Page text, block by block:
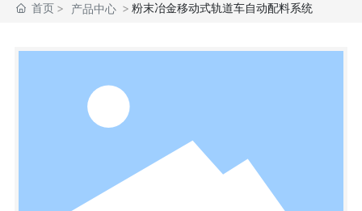
首页 产品中心 粉末冶金移动式轨道车自动配料系统